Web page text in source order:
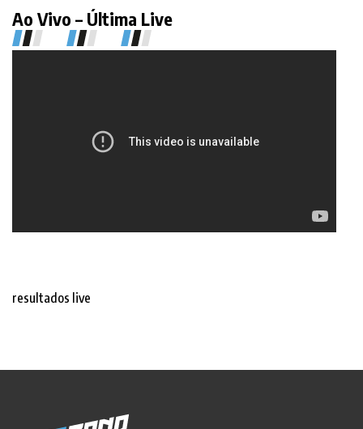
Ao Vivo – Última Live
resultados live